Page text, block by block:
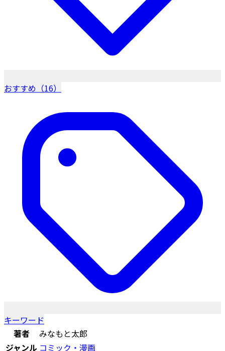
おすすめ（16）
キーワード
著者
みなもと太郎
ジャンル コミック・漫画